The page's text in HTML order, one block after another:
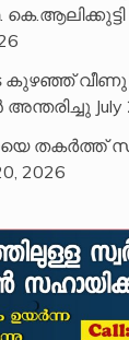
കുഴഞ്ഞ് വീണു
തകർത്ത്
2026